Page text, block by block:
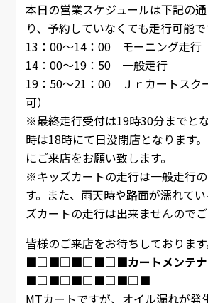
本日の営業スケジュールは下記の
り、予約していなくても走行可能で
13：00～14：00 モーニング走行
14：00～19：50 一般走行
19：50～21：00 Ｊｒカートスク
可）
※最終走行受付は19時30分までと
時は18時にて日没閉店となります
にご来店をお願い致します。
※キッズカートの走行は一般走行
す。また、雨天時や路面が濡れて
ズカートの走行は出来ませんのでご
皆様のご来店をお待ちしております
■□■□■□■□■カートメンテナ
■□■□■□■□■□■
MTカートですが、オイル漏れが発